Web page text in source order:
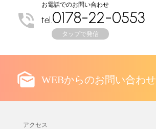
お電話でのお問い合わせ
tel. 0178-22-0553
タップで発信
WEBからのお問い合わせ
アクセス